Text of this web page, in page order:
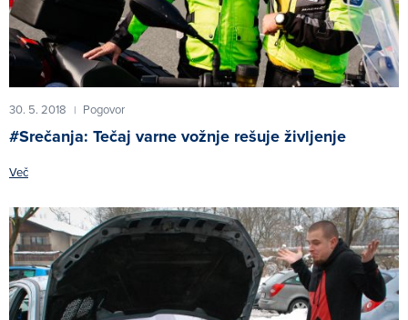
30. 5. 2018 | Pogovor
#Srečanja: Tečaj varne vožnje rešuje življenje
Več